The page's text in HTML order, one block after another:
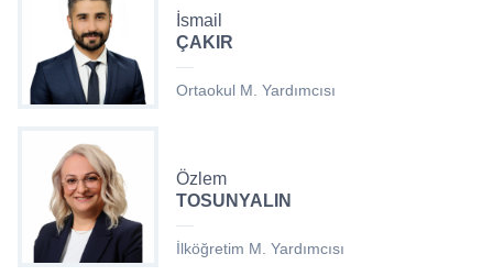
İsmail
ÇAKIR
Ortaokul M. Yardımcısı
Özlem
TOSUNYALIN
İlköğretim M. Yardımcısı